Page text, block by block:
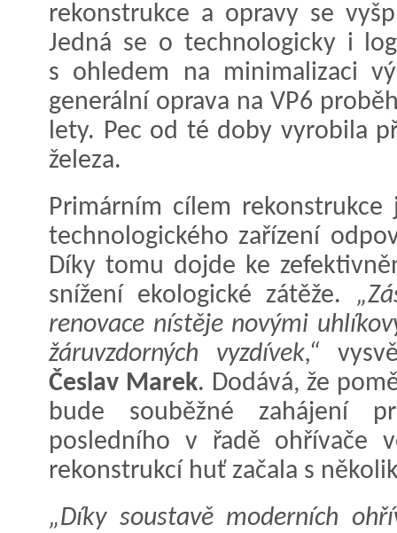
rekonstrukce a opravy se
Jedná se o technologicky i
s ohledem na minimalizaci
generální oprava na VP6
lety. Pec od té doby vyrobila
železa.
Primárním cílem
technologického zařízení
Díky tomu dojde ke
snížení ekologické zátěže.
renovace nístěje novými
žáruvzdorných vyzdívek,“
Česlav Marek. Dodává, že
bude souběžné zahájení
posledního v řadě ohřívače
rekonstrukcí huť začala s
„Díky soustavě moderních